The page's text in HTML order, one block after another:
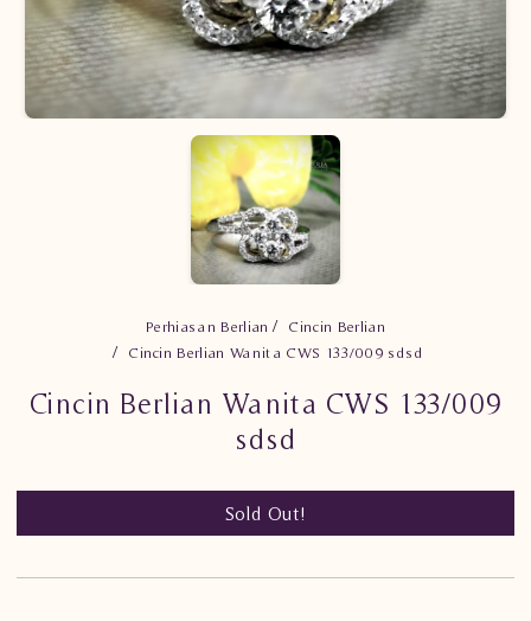
Perhiasan Berlian
Cincin Berlian
Cincin Berlian Wanita CWS 133/009 sdsd
Cincin Berlian Wanita CWS 133/009
sdsd
Sold Out!